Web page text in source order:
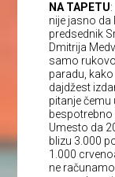
NA TAPETU
nije jasno da
predsednik
Dmitrija
samo
paradu,
dajdžest
pitanje čemu
bespotrebno
Umesto da
blizu 3.000
1.000
ne